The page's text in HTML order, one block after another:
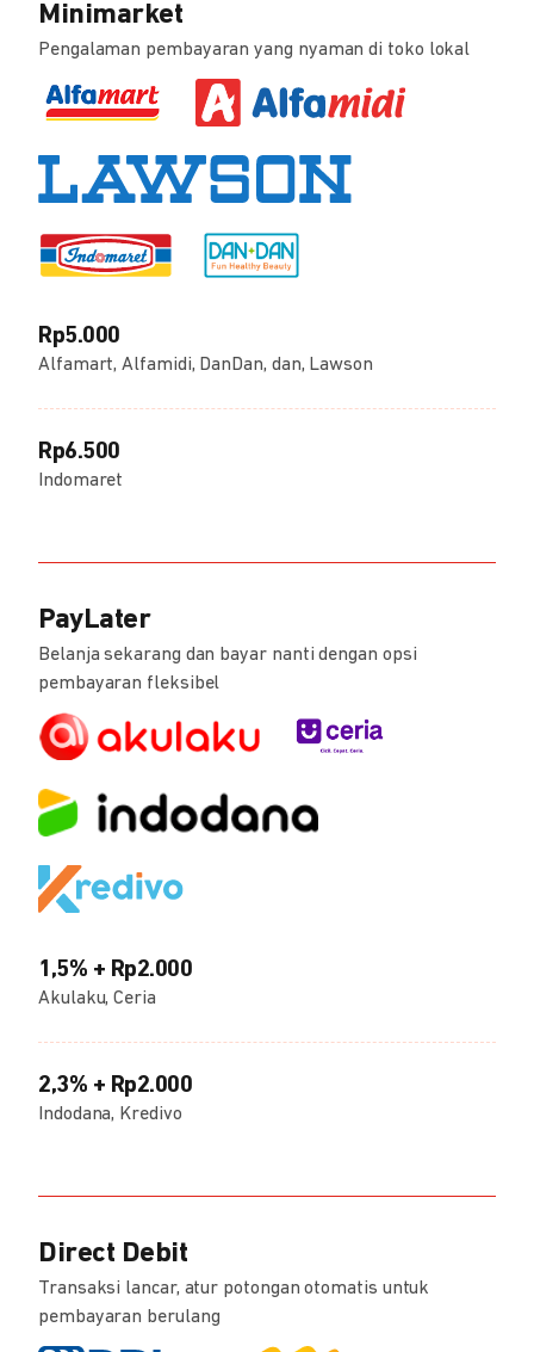
Minimarket
Pengalaman pembayaran yang nyaman di toko lokal
Rp5.000
Alfamart, Alfamidi, DanDan, dan, Lawson
Rp6.500
Indomaret
PayLater
Belanja sekarang dan bayar nanti dengan opsi
pembayaran fleksibel
1,5% + Rp2.000
Akulaku, Ceria
2,3% + Rp2.000
Indodana, Kredivo
Direct Debit
Transaksi lancar, atur potongan otomatis untuk
pembayaran berulang